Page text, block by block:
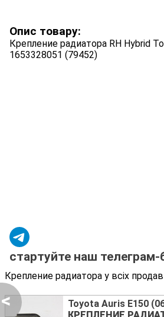
<
Опис товару:
Крепление радиатора RH Hybrid
1653328051 (79452)
стартуйте наш телеграм-
Крепление радиатора у всіх
Toyota Auris E150